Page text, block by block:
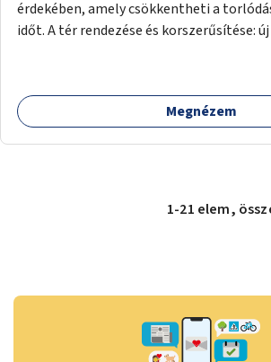
érdekében, amely csökkentheti a
időt. A tér rendezése és korszerűsítése:
időznek.
Megnézem
1-21 elem,